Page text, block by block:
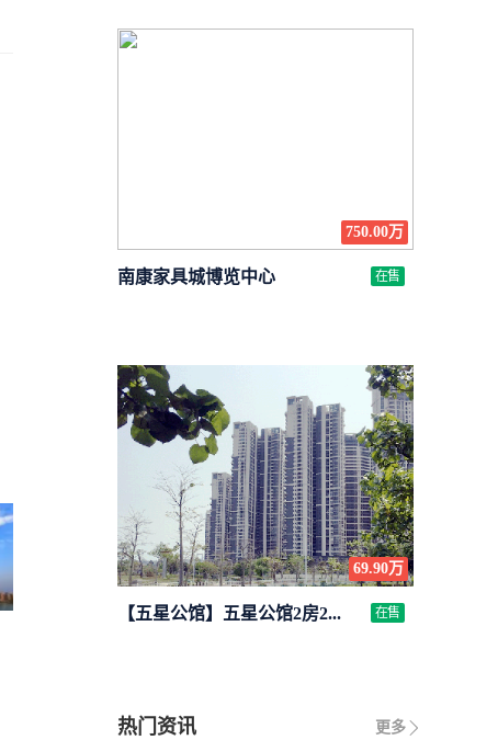
750.00万
南康家具城博览中心 在售
69.90万
【五星公馆】五星公馆2房2... 在售
更多
热门资讯